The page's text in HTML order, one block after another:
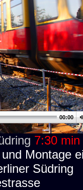
00:00
7:30 min
Montage
Südring